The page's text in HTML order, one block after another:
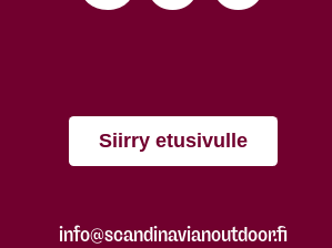
Siirry etusivulle
info@scandinavianoutdoor.fi